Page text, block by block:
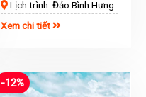
Lịch trình: Đảo Bình Hưng
Xem chi tiết
-12%